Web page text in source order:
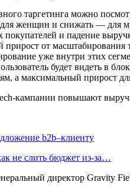
таргетинга можно
женщин и снижать — для
покупателей и падение
прирост от
уже внутри этих
будет видеть в
а максимальный прирост
b2b–клиенту
не слить бюджет из-за…
директор Gravity